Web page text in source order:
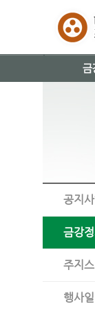
공지
금강
주지
행사